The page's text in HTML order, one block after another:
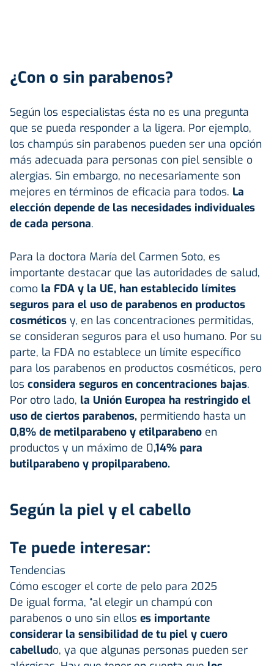
¿Con o sin parabenos?
Según los especialistas ésta no es una pregunta
que se pueda responder a la ligera. Por ejemplo,
los champús sin parabenos pueden ser una opción
más adecuada para personas con piel sensible o
alergias. Sin embargo, no necesariamente son
mejores en términos de eficacia para todos. La
elección depende de las necesidades individuales
de cada persona.
Para la doctora María del Carmen Soto, es
importante destacar que las autoridades de salud,
como la FDA y la UE, han establecido límites
seguros para el uso de parabenos en productos
cosméticos y, en las concentraciones permitidas,
se consideran seguros para el uso humano. Por su
parte, la FDA no establece un límite específico
para los parabenos en productos cosméticos, pero
los considera seguros en concentraciones bajas.
Por otro lado, la Unión Europea ha restringido el
uso de ciertos parabenos, permitiendo hasta un
0,8% de metilparabeno y etilparabeno en
productos y un máximo de 0,14% para
butilparabeno y propilparabeno.
Según la piel y el cabello
Te puede interesar:
Tendencias
Cómo escoger el corte de pelo para 2025
De igual forma, “al elegir un champú con
parabenos o uno sin ellos es importante
considerar la sensibilidad de tu piel y cuero
cabelludo, ya que algunas personas pueden ser